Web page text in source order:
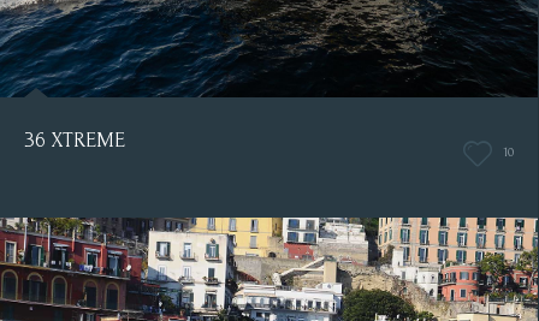
36 XTREME
10